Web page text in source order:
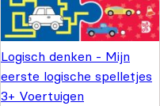
Logisch denken - Mijn
eerste logische spelletjes
3+ Voertuigen